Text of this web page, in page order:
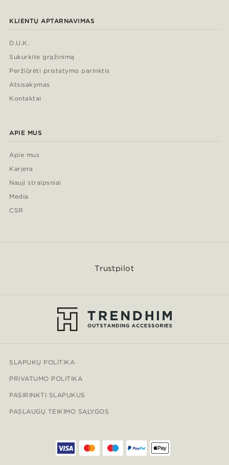
KLIENTŲ APTARNAVIMAS
D.U.K.
Sukurkite grąžinimą
Peržiūrėti pristatymo parinktis
Atsisakymas
Kontaktai
APIE MUS
Apie mus
Karjera
Nauji straipsniai
Media
CSR
Trustpilot
SLAPUKŲ POLITIKA
PRIVATUMO POLITIKA
PASIRINKTI SLAPUKUS
PASLAUGŲ TEIKIMO SĄLYGOS